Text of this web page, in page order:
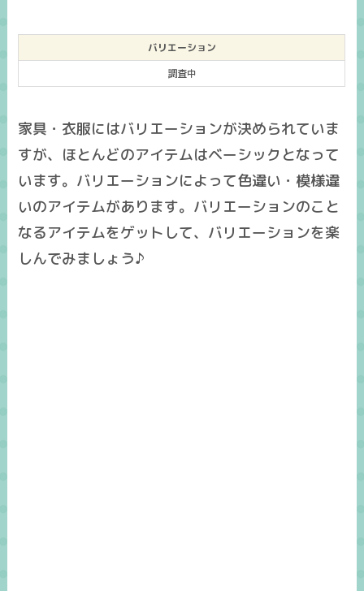
バリエーション
調査中
家具・衣服にはバリエーションが決められていま
すが、ほとんどのアイテムはベーシックとなって
います。バリエーションによって色違い・模様違
いのアイテムがあります。バリエーションのこと
なるアイテムをゲットして、バリエーションを楽
しんでみましょう♪